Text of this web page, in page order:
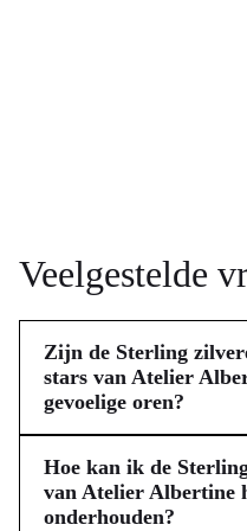
Veelgestelde
Zijn de Sterling
stars van Atelier
gevoelige oren?
De Sterling zilveren
Albertine zijn vervaardigd
bekend staat om zijn
Hierdoor zijn deze
Hoe kan ik de
van Atelier Albertine
onderhouden?